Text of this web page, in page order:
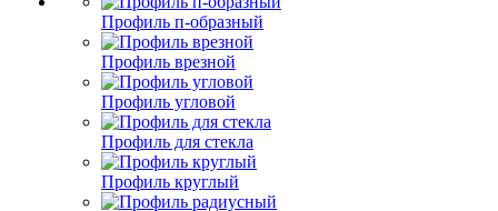
Профиль п-образный
Профиль врезной
Профиль угловой
Профиль для стекла
Профиль круглый